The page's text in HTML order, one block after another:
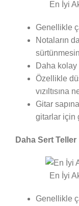
En İyi
Genellikle
Notaların
Daha kolay
Özellikle
vızıltısına
Gitar
gitarlar için
Daha Sert Teller
En İyi
Genellikle